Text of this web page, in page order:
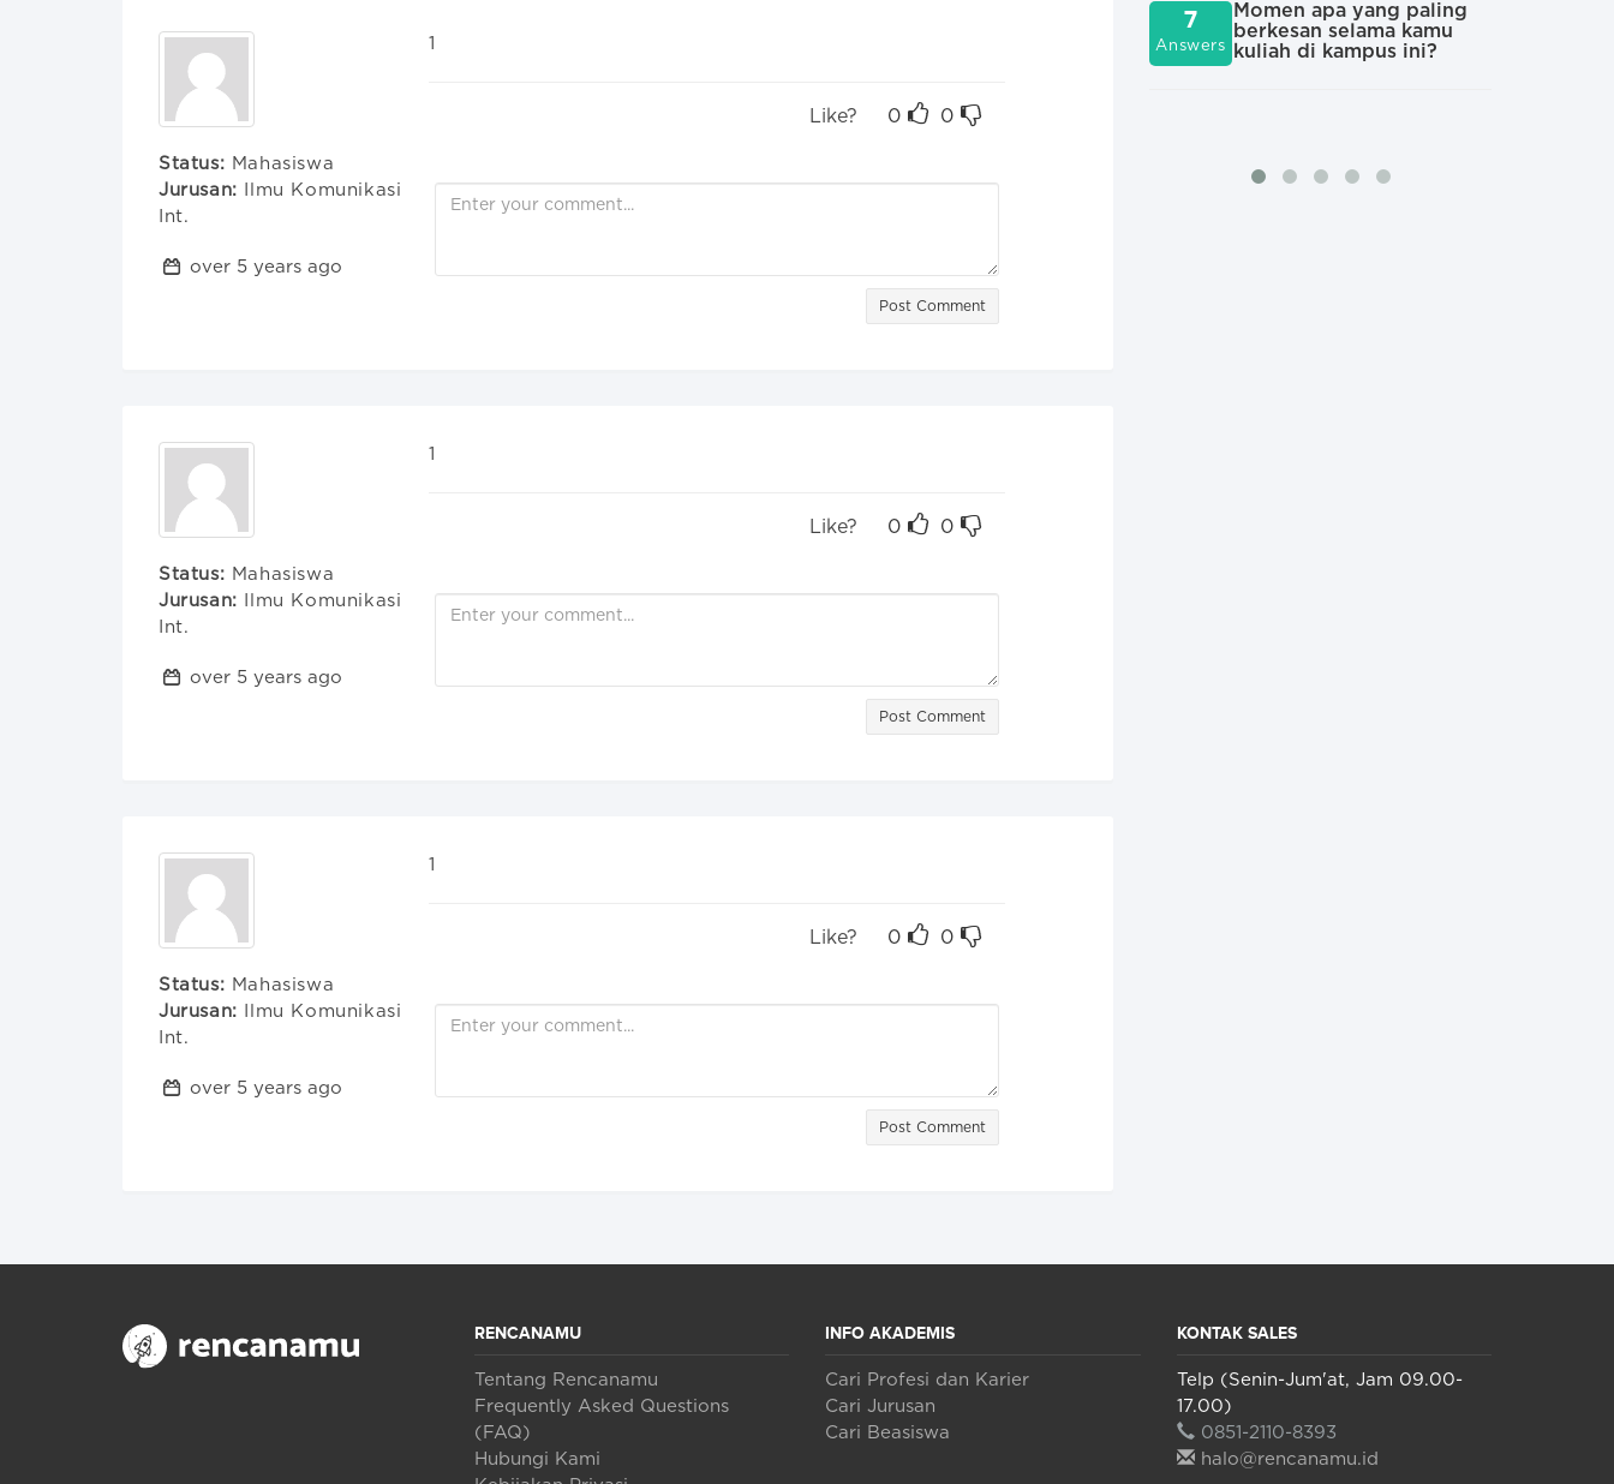
Status: Mahasiswa
Jurusan: Ilmu Komunikasi
Int.
over 5 years ago
1
Like? 0 0
Post Comment
Status: Mahasiswa
Jurusan: Ilmu Komunikasi
Int.
over 5 years ago
1
Like? 0 0
Post Comment
Status: Mahasiswa
Jurusan: Ilmu Komunikasi
Int.
over 5 years ago
1
Like? 0 0
Post Comment
7
Answers
Momen apa yang paling
berkesan selama kamu
kuliah di kampus ini?
RENCANAMU
Tentang Rencanamu
Frequently Asked Questions
(FAQ)
Hubungi Kami
INFO AKADEMIS
Cari Profesi dan Karier
Cari Jurusan
Cari Beasiswa
KONTAK SALES
Telp (Senin-Jum'at, Jam 09.00-
17.00)
0851-2110-8393
halo@rencanamu.id